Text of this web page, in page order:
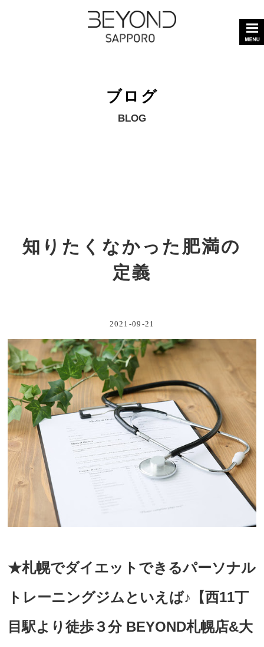
ブログ
BLOG
知りたくなかった肥満の
定義
2021-09-21
★札幌でダイエットできるパーソナル
トレーニングジムといえば♪【西11丁
目駅より徒歩３分 BEYOND札幌店&大